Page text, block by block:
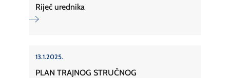
Riječ urednika
13.1.2025.
PLAN TRAJNOG STRUČNOG